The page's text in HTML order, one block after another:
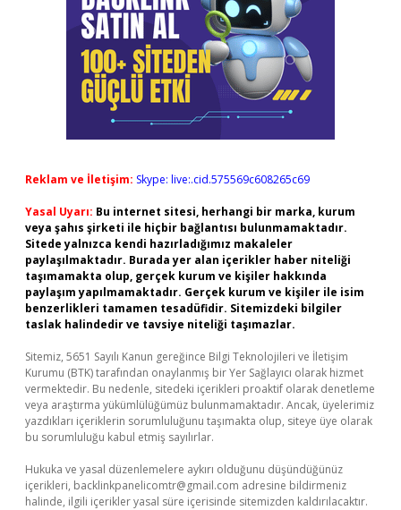
Reklam ve İletişim: Skype: live:.cid.575569c608265c69
Yasal Uyarı: Bu internet sitesi, herhangi bir marka, kurum
veya şahıs şirketi ile hiçbir bağlantısı bulunmamaktadır.
Sitede yalnızca kendi hazırladığımız makaleler
paylaşılmaktadır. Burada yer alan içerikler haber niteliği
taşımamakta olup, gerçek kurum ve kişiler hakkında
paylaşım yapılmamaktadır. Gerçek kurum ve kişiler ile isim
benzerlikleri tamamen tesadüfidir. Sitemizdeki bilgiler
taslak halindedir ve tavsiye niteliği taşımazlar.
Sitemiz, 5651 Sayılı Kanun gereğince Bilgi Teknolojileri ve İletişim
Kurumu (BTK) tarafından onaylanmış bir Yer Sağlayıcı olarak hizmet
vermektedir. Bu nedenle, sitedeki içerikleri proaktif olarak denetleme
veya araştırma yükümlülüğümüz bulunmamaktadır. Ancak, üyelerimiz
yazdıkları içeriklerin sorumluluğunu taşımakta olup, siteye üye olarak
bu sorumluluğu kabul etmiş sayılırlar.
Hukuka ve yasal düzenlemelere aykırı olduğunu düşündüğünüz
içerikleri, backlinkpanelicomtr@gmail.com adresine bildirmeniz
halinde, ilgili içerikler yasal süre içerisinde sitemizden kaldırılacaktır.